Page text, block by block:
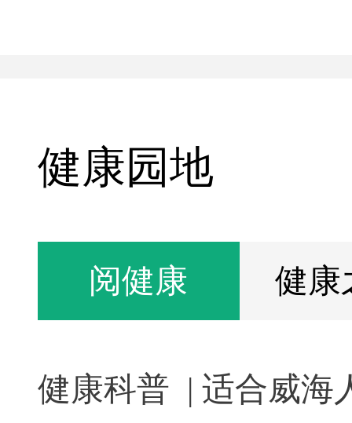
健康园地
阅健康 健康